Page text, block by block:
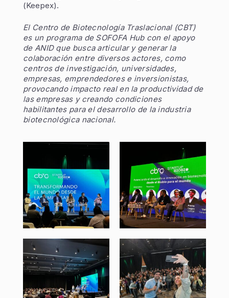
(Keepex).
El Centro de Biotecnología Traslacional (CBT)
es un programa de SOFOFA Hub con el apoyo
de ANID que busca articular y generar la
colaboración entre diversos actores, como
centros de investigación, universidades,
empresas, emprendedores e inversionistas,
provocando impacto real en la productividad de
las empresas y creando condiciones
habilitantes para el desarrollo de la industria
biotecnológica nacional.